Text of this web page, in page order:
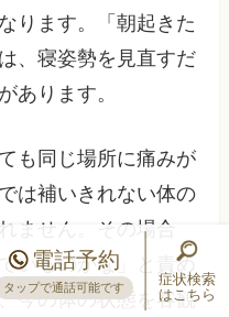
ります。「朝起きた
、寝姿勢を見直すだ
あります。
も同じ場所に痛みが
は補いきれない体の
ません。その場合
いるのかな」と責め
今の体の状態を客観
電話予約
タップで通話可能です
症状検索
はこちら